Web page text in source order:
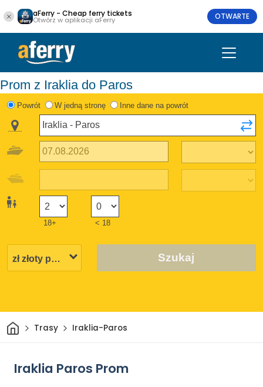
aFerry - Cheap ferry tickets
Otwórz w aplikacji aFerry OTWARTE
Prom z Iraklia do Paros
Powrót W jedną stronę Inne dane na powrót
18+ < 18
Szukaj
DomTrasy Iraklia-Paros
Iraklia Paros Prom